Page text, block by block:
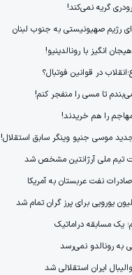
گریه نمی‌کند!
رژیم صهیونیستی به جنوب لبنان
انگیز با رونالدینیو!
در قوانین فوتبال؟
تا مسی را منفجر کنم!
را هم خریدند!
جدید موسی جنپو وینگر سابق استقلال!
تیم ملی آرژانتین مشخص شد
نفت عربستان به آمریکا
یک مسابقه دراماتیک
به رونالدو نمی‌رسد
ایران استقلالی شد